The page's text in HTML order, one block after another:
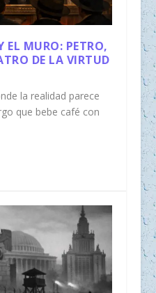
EL MURO: PETRO,
DE LA VIRTUD
la realidad parece
que bebe café con